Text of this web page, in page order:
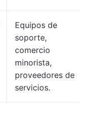
Equipos de
soporte,
comercio
minorista,
proveedores de
servicios.